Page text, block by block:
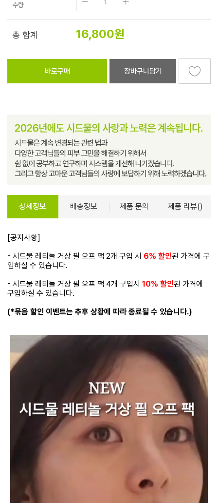
수량
총 합계 16,800원
바로구매 장바구니담기
상세정보 배송정보 제품 문의 제품 리뷰()
[공지사항]
- 시드물 레티놀 거상 필 오프 팩 2개 구입 시 6% 할인된 가격에 구
입하실 수 있습니다.
- 시드물 레티놀 거상 필 오프 팩 4개 구입시 10% 할인된 가격에
구입하실 수 있습니다.
(*묶음 할인 이벤트는 추후 상황에 따라 종료될 수 있습니다.)